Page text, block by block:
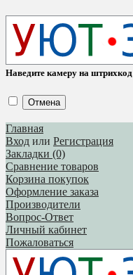
Наведите камеру на штрихкод
Отмена
Главная
Вход или Регистрация
Закладки (0)
Сравнение товаров
Корзина покупок
Оформление заказа
Производители
Вопрос-Ответ
Личный кабинет
Пожаловаться